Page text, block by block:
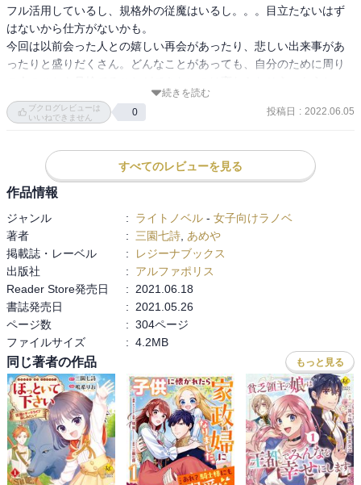
フル活用しているし、規格外の従魔はいるし。。。目立たないはず
はないから仕方がないかも。
今回は以前会った人との嬉しい再会があったり、悲しい出来事があ
ったりと盛りだくさん。どんなことがあっても、自分のために周り
っと慎重に。とは言いたくなるけれど、シルバやベイカーをはじめ
とした周りの人たちがフォローしていきそう。
続きを読む
ブクログレビューは
いいねできません
0 投稿日 : 2022.06.05
すべてのレビューを見る
作品情報
ジャンル : ライトノベル - 女子向けラノベ
著者
: 三園七詩 あめや
掲載誌・レーベル
:
レジーナブックス
出版社
:
アルファポリス
Reader Store発売日
:
2021.06.18
書誌発売日
:
2021.05.26
ページ数
: 304ページ
ファイルサイズ
: 4.2MB
同じ著者の作品 もっと見る